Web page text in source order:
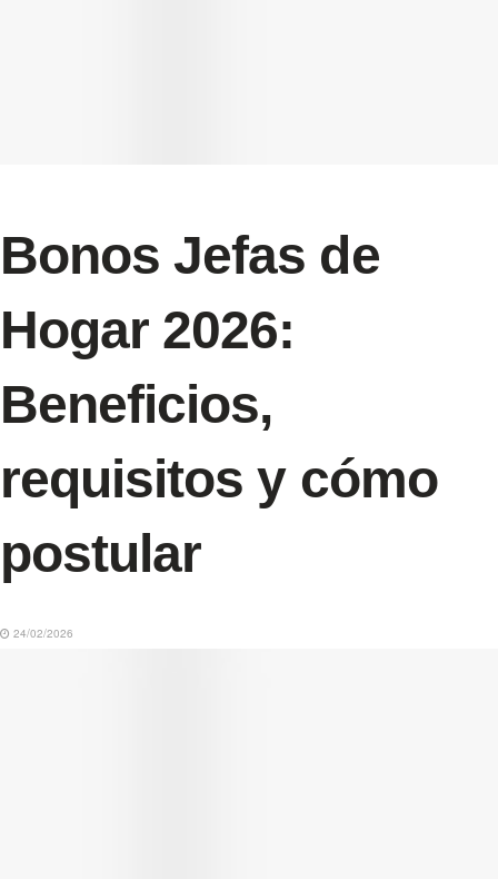
Bonos Jefas de
Hogar 2026:
Beneficios,
requisitos y cómo
postular
24/02/2026